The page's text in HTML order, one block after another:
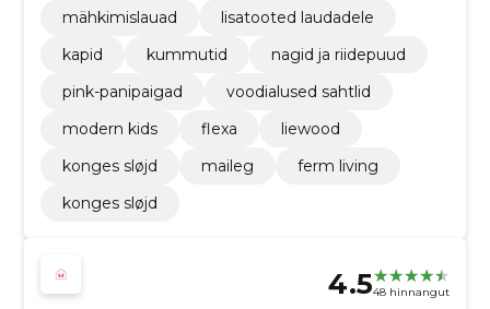
mähkimislauad
lisatooted laudadele
kapid
kummutid
nagid ja riidepuud
pink-panipaigad
voodialused sahtlid
modern kids
flexa
liewood
konges sløjd
maileg
ferm living
konges sløjd
4.548 hinnangut